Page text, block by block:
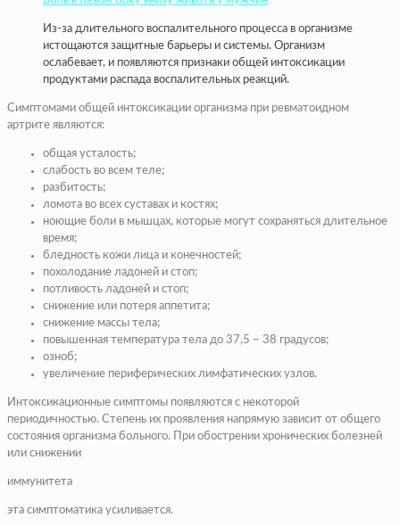
Из-за длительного воспалительного процесса в организме
истощаются защитные барьеры и системы. Организм
ослабевает, и появляются признаки общей интоксикации
продуктами распада воспалительных реакций.
Симптомами общей интоксикации организма при ревматоидном
артрите являются:
общая усталость;
слабость во всем теле;
разбитость;
ломота во всех суставах и костях;
ноющие боли в мышцах, которые могут сохраняться длительное
время;
бледность кожи лица и конечностей;
похолодание ладоней и стоп;
потливость ладоней и стоп;
снижение или потеря аппетита;
снижение массы тела;
повышенная температура тела до 37,5 – 38 градусов;
озноб;
увеличение периферических лимфатических узлов.
Интоксикационные симптомы появляются с некоторой
периодичностью. Степень их проявления напрямую зависит от общего
состояния организма больного. При обострении хронических болезней
или снижении
иммунитета
эта симптоматика усиливается.